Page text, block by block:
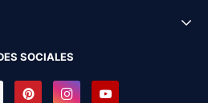
SOCIALES